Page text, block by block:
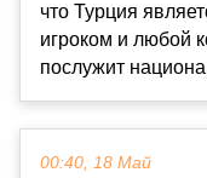
что Турция
игроком и любой
послужит
00:40, 18 Май